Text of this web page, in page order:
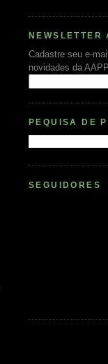
NEWSLETTER
Cadastre seu e-
novidades da
PEQUISA DE
SEGUIDORES